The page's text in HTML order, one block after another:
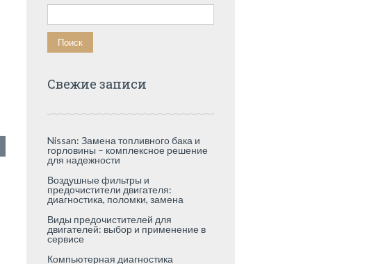
Найти:
Свежие записи
Nissan: Замена топливного бака и
горловины – комплексное решение
для надежности
Воздушные фильтры и
предочистители двигателя:
диагностика, поломки, замена
Виды предочистителей для
двигателей: выбор и применение в
сервисе
Компьютерная диагностика